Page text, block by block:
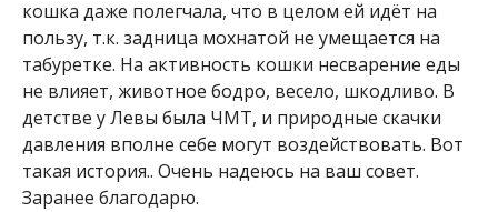
кошка даже полегчала, что в целом ей идёт на
пользу, т.к. задница мохнатой не умещается на
табуретке. На активность кошки несварение еды
не влияет, животное бодро, весело, шкодливо. В
детстве у Левы была ЧМТ, и природные скачки
давления вполне себе могут воздействовать. Вот
такая история.. Очень надеюсь на ваш совет.
Заранее благодарю.